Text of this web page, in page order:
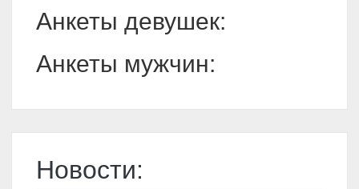
Анкеты девушек:
Анкеты мужчин:
Новости: